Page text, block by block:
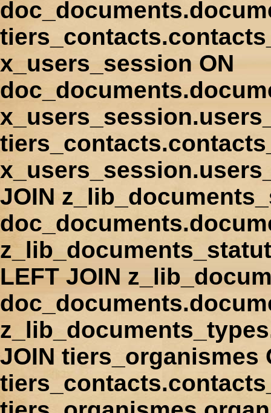
x_users_session ON
JOIN
LEFT JOIN
JOIN tiers_organismes